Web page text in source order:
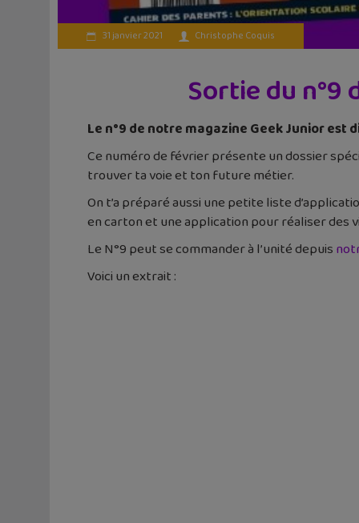
31 janvier 2021 Christophe Coquis
Sortie du n°9
Le n°9 de notre magazine Geek Junior
Ce numéro de février présente un dossier
trouver ta voie et ton future métier.
On t’a préparé aussi une petite liste
en carton et une application pour réaliser des
Le N°9 peut se commander à l’unité depuis
Voici un extrait :